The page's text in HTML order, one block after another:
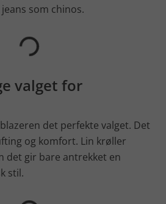
som chinos.
valget for
det perfekte valget. Det
og komfort. Lin krøller
det gir bare antrekket en
stil.